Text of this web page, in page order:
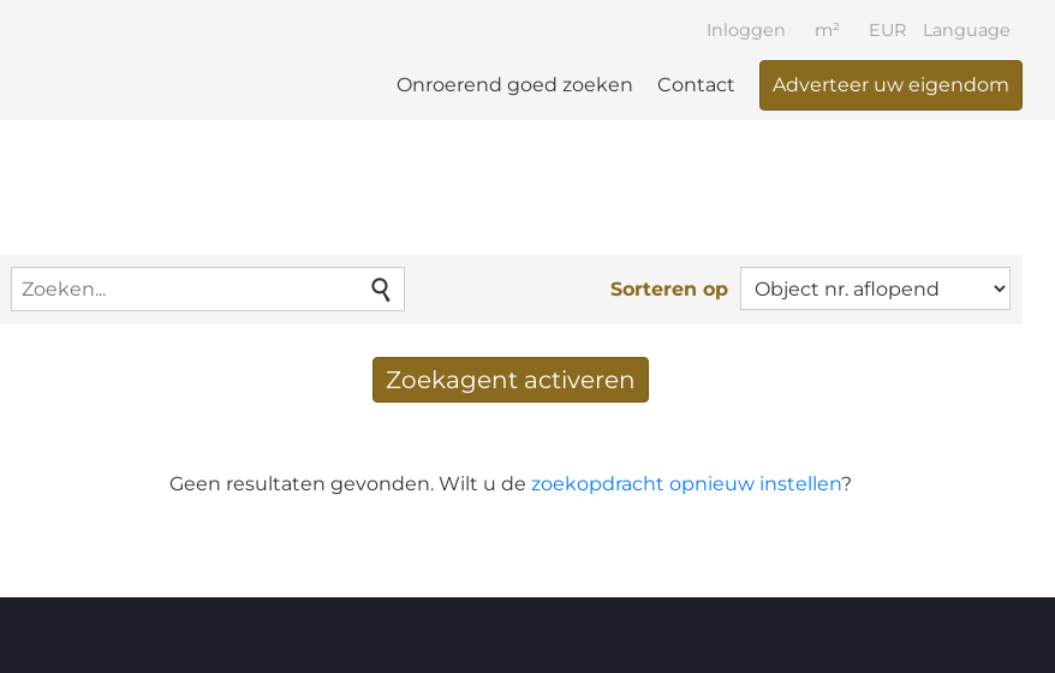
Language
Onroerend goed zoeken Contact Adverteer uw eigendom
Inloggen EUR
m²
Sorteren op
Zoekagent activeren
Geen resultaten gevonden. Wilt u de zoekopdracht opnieuw instellen?